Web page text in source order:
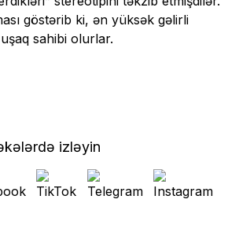
göstərib ki, ən yüksək gəlirli
sahibi olurlar.
izləyin